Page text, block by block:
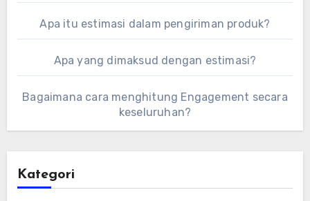
Apa itu estimasi dalam pengiriman produk?
Apa yang dimaksud dengan estimasi?
Bagaimana cara menghitung Engagement secara
keseluruhan?
Kategori